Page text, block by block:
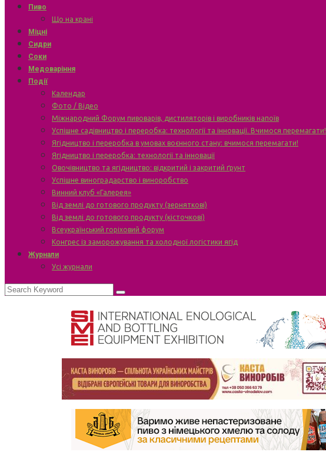
Пиво
Що на крані
Міцні
Сидри
Соки
Медоваріння
Події
Календар
Фото / Відео
Міжнародний Форум пивоварів, дистиляторів і виробників напоїв
Успішне садівництво і переробка: технології та інновації. Вчимося перемагати!
Ягідництво і переробка в умовах воєнного стану: вчимося перемагати!
Ягідництво і переробка: технології та інновації
Овочівництво та ягідництво: відкритий і закритий ґрунт
Успішне виноградарство і виноробство
Винний клуб «Галерея»
Від землі до готового продукту (зерняткові)
Від землі до готового продукту (кісточкові)
Всеукраїнський горіховий форум
Конгрес із заморожування та холодної логістики ягід
Журнали
Усі журнали